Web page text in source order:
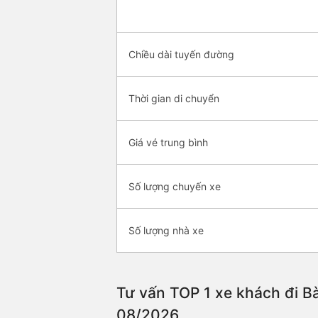
Chiều dài tuyến đường
Thời gian di chuyển
Giá vé trung bình
Số lượng chuyến xe
Số lượng nhà xe
Tư vấn TOP 1 xe khách đi